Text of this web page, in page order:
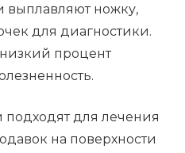
выплавляют ножку,
для диагностики.
процент
для лечения
на поверхности